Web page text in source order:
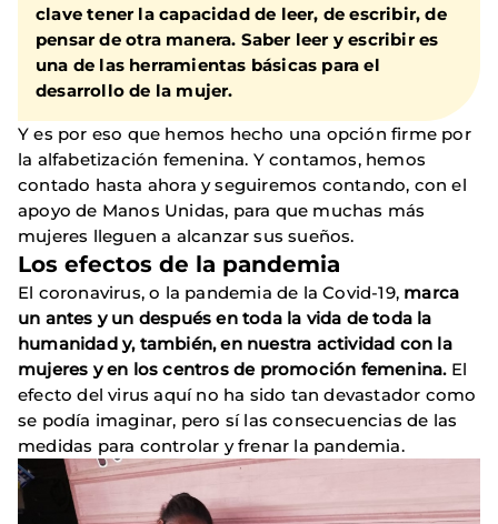
clave tener la capacidad de leer, de escribir, de
pensar de otra manera. Saber leer y escribir es
una de las herramientas básicas para el
desarrollo de la mujer.
Y es por eso que hemos hecho una opción firme por
la alfabetización femenina. Y contamos, hemos
contado hasta ahora y seguiremos contando, con el
apoyo de Manos Unidas, para que muchas más
mujeres lleguen a alcanzar sus sueños.
Los efectos de la pandemia
El coronavirus, o la pandemia de la Covid-19, marca
un antes y un después en toda la vida de toda la
humanidad y, también, en nuestra actividad con la
mujeres y en los centros de promoción femenina.El
efecto del virus aquí no ha sido tan devastador como
se podía imaginar, pero sí las consecuencias de las
medidas para controlar y frenar la pandemia.